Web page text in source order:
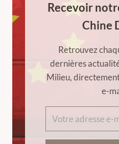
Recevoir
Chine
Retrouvez
dernières
Milieu,
e-